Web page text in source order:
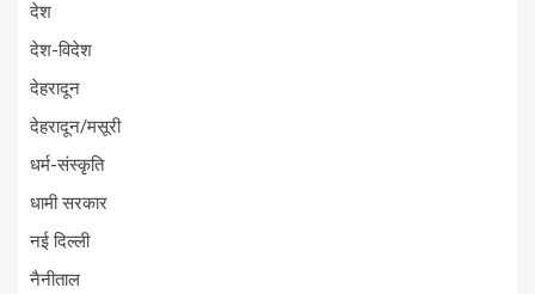
देश
देश-विदेश
देहरादून
देहरादून/मसूरी
धर्म-संस्कृति
धामी सरकार
नई दिल्ली
नैनीताल